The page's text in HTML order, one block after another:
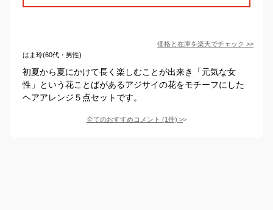
価格と在庫を楽天でチェック >>
はま玲(60代・男性)
初夏から夏にかけて長く楽しむことが出来き「元気な女
性」という花ことばがあるアジサイの花をモチーフにした
ヘアアレンジ５点セットです。
全てのおすすめコメント (1件) >